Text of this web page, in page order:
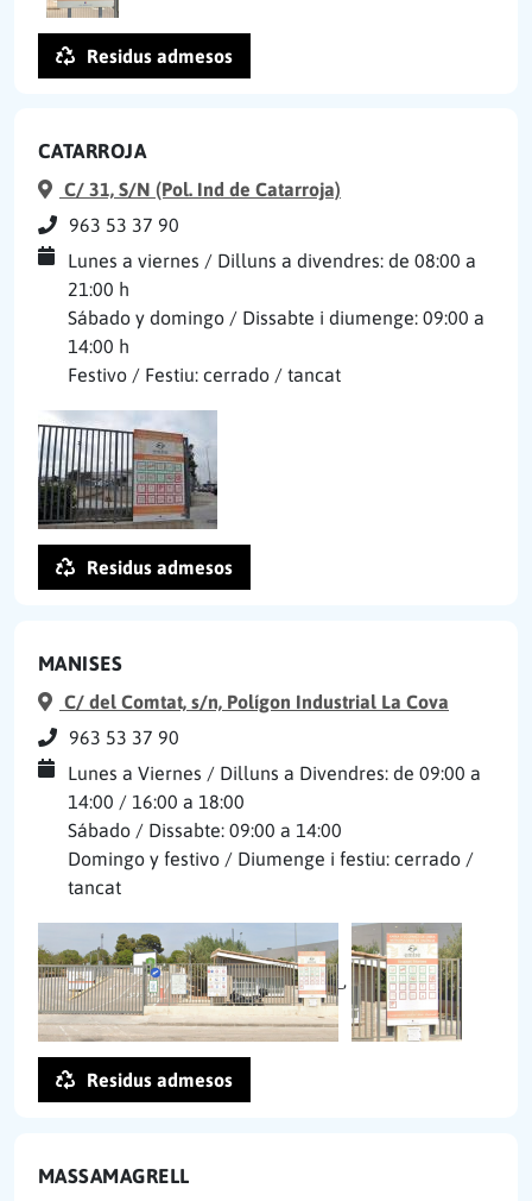
Residus admesos
CATARROJA
C/ 31, S/N (Pol. Ind de Catarroja)
963 53 37 90
Lunes a viernes / Dilluns a divendres: de 08:00 a
21:00 h
Sábado y domingo / Dissabte i diumenge: 09:00 a
14:00 h
Festivo / Festiu: cerrado / tancat
Residus admesos
MANISES
C/ del Comtat, s/n, Polígon Industrial La Cova
963 53 37 90
Lunes a Viernes / Dilluns a Divendres: de 09:00 a
14:00 / 16:00 a 18:00
Sábado / Dissabte: 09:00 a 14:00
Domingo y festivo / Diumenge i festiu: cerrado /
tancat
,
Residus admesos
MASSAMAGRELL